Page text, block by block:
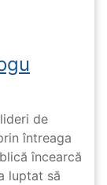
de
întreaga
încearcă
luptat să